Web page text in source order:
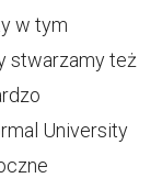
w tym
stwarzamy też
University